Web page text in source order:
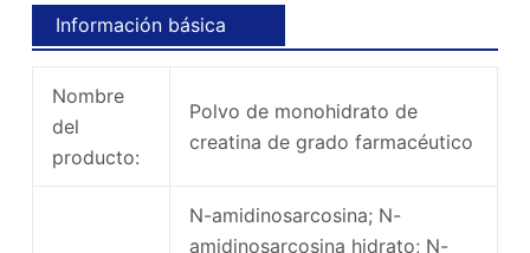
Información básica
Nombre
del
producto:
Polvo de monohidrato de
creatina de grado farmacéutico
N-amidinosarcosina; N-
amidinosarcosina hidrato; N-